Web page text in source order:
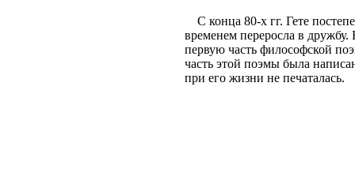
С конца 80-х гг. Гете
временем переросла в дружбу.
первую часть философской
часть этой поэмы была
при его жизни не печаталась.